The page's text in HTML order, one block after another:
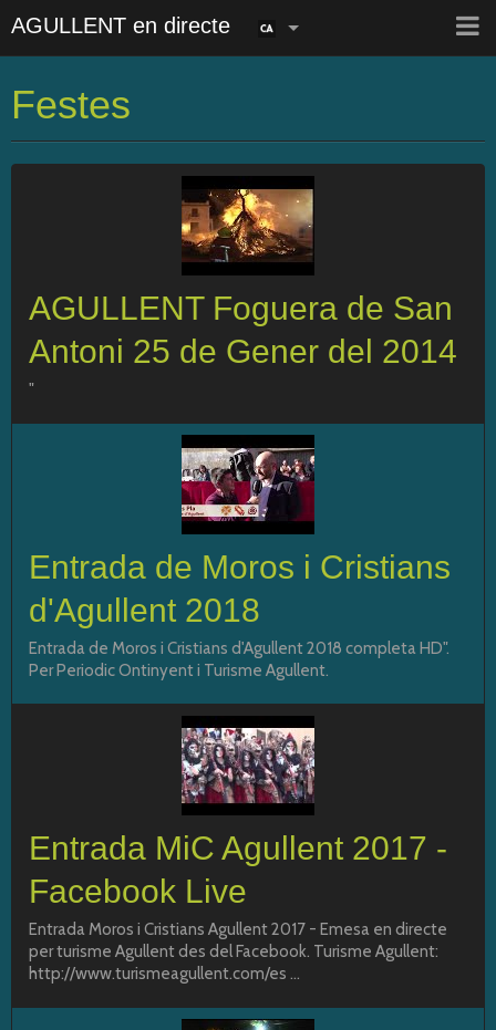
AGULLENT en directe
Inici
Contacte
Festes
AGULLENT Foguera de San
Antoni 25 de Gener del 2014
"
Entrada de Moros i Cristians
d'Agullent 2018
Entrada de Moros i Cristians d'Agullent 2018 completa HD".
Per Periodic Ontinyent i Turisme Agullent.
Entrada MiC Agullent 2017 -
Facebook Live
Entrada Moros i Cristians Agullent 2017 - Emesa en directe
per turisme Agullent des del Facebook. Turisme Agullent:
http://www.turismeagullent.com/es ...